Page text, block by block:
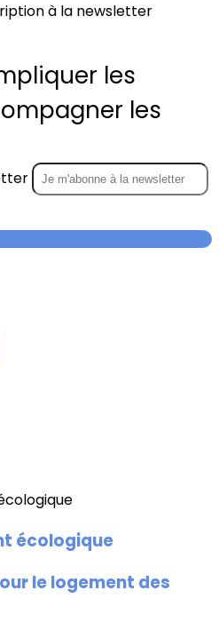
à la newsletter
les
les
écologique
le logement des